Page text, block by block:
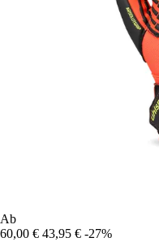
Ab
60,00 € 43,95 € -27%